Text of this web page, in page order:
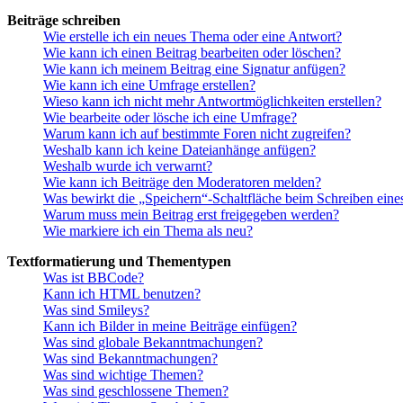
Beiträge schreiben
Wie erstelle ich ein neues Thema oder eine Antwort?
Wie kann ich einen Beitrag bearbeiten oder löschen?
Wie kann ich meinem Beitrag eine Signatur anfügen?
Wie kann ich eine Umfrage erstellen?
Wieso kann ich nicht mehr Antwortmöglichkeiten erstellen?
Wie bearbeite oder lösche ich eine Umfrage?
Warum kann ich auf bestimmte Foren nicht zugreifen?
Weshalb kann ich keine Dateianhänge anfügen?
Weshalb wurde ich verwarnt?
Wie kann ich Beiträge den Moderatoren melden?
Was bewirkt die „Speichern“-Schaltfläche beim Schreiben
Warum muss mein Beitrag erst freigegeben werden?
Wie markiere ich ein Thema als neu?
Textformatierung und Thementypen
Was ist BBCode?
Kann ich HTML benutzen?
Was sind Smileys?
Kann ich Bilder in meine Beiträge einfügen?
Was sind globale Bekanntmachungen?
Was sind Bekanntmachungen?
Was sind wichtige Themen?
Was sind geschlossene Themen?